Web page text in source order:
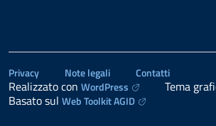
Privacy Note legali Contatti
Realizzato con WordPress Tema
Basato sul Web Toolkit AGID